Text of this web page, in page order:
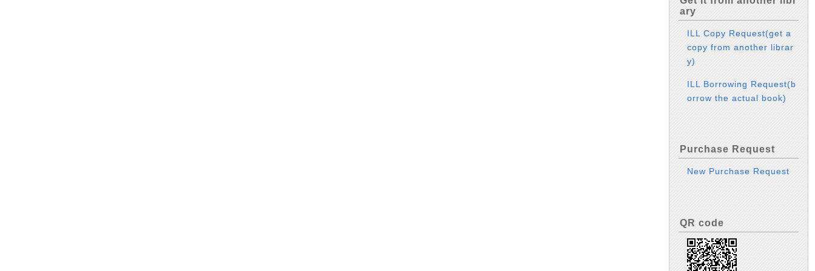
ary
ILL Copy Request(get a
copy from another librar
y)
ILL Borrowing Request(b
orrow the actual book)
Purchase Request
New Purchase Request
QR code